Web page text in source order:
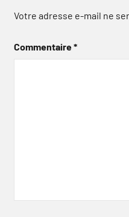
Votre adresse e-mail ne
Commentaire*